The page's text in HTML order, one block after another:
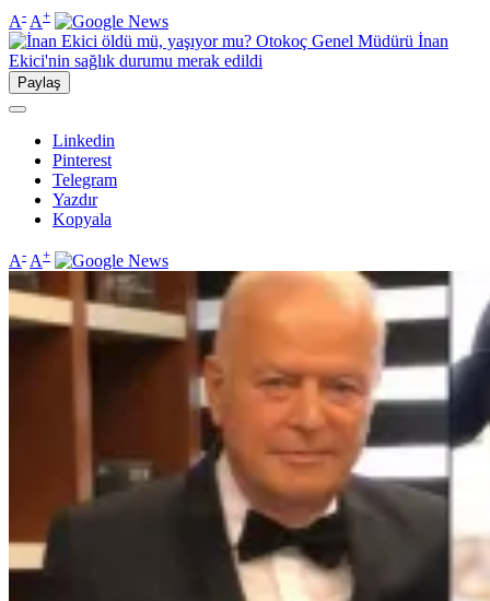
A- A+
Paylaş
Linkedin
Pinterest
Telegram
Yazdır
Kopyala
A- A+